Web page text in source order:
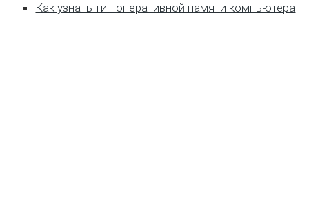
Как узнать тип оперативной памяти компьютера